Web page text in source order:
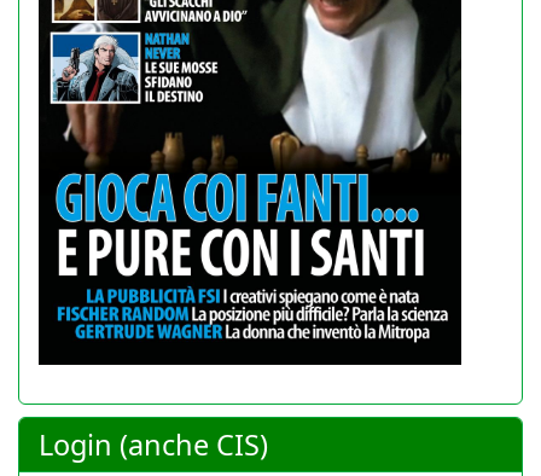
Login (anche CIS)